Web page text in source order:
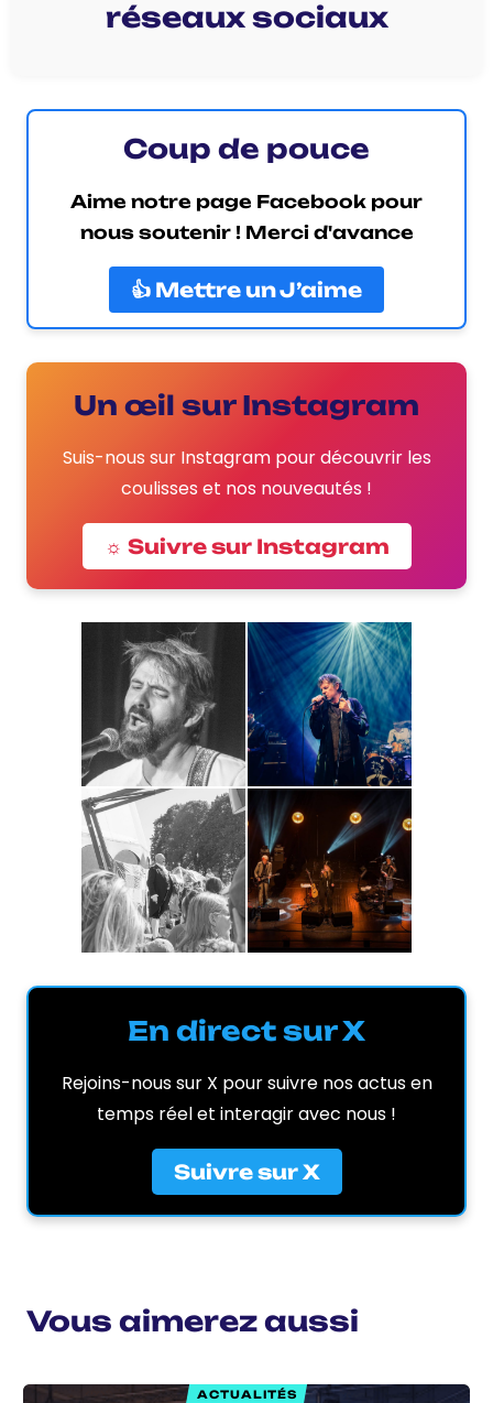
réseaux sociaux
Coup de pouce
Aime notre page Facebook pour
nous soutenir ! Merci d'avance
👍 Mettre un J’aime
Un œil sur Instagram
Suis-nous sur Instagram pour découvrir les
coulisses et nos nouveautés !
☼ Suivre sur Instagram
En direct sur X
Rejoins-nous sur X pour suivre nos actus en
temps réel et interagir avec nous !
Suivre sur X
Vous aimerez aussi
ACTUALITÉS